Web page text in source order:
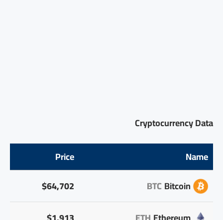
Cryptocurrency Data
Name
Price
Bitcoin
BTC
$64,702